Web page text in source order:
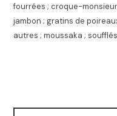
fourrées ; croque-
jambon ; gratins de
autres ; moussaka ;